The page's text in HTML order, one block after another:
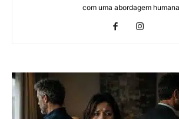
com uma abordagem